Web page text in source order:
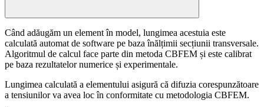
Când adăugăm un element în model, lungimea acestuia este
calculată automat de software pe baza înălțimii secțiunii transversale.
Algoritmul de calcul face parte din metoda CBFEM și este calibrat
pe baza rezultatelor numerice și experimentale.
Lungimea calculată a elementului asigură că difuzia corespunzătoare
a tensiunilor va avea loc în conformitate cu metodologia CBFEM.